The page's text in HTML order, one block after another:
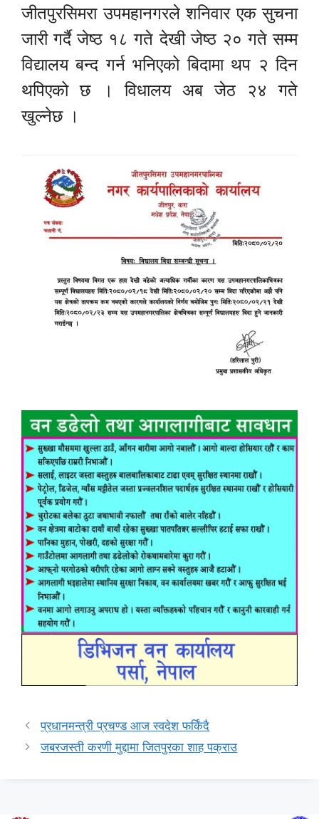
जीतपुरसिमरा उपमहानगरले शनिवार एक सुचना
जारी गर्दै जेष्ठ १८ गते देखी जेष्ठ २० गते सम्म
विद्यालय बन्द गर्न भनिएको बिदामा थप २ दिन
थपिएको छ । विधालय अब जेठ २४ गते
खुल्नेछ ।
प्रधानमन्त्री प्रचण्ड आज स्वदेश फर्किंदै
जबरजस्ती करणी मुद्दामा जितपुरका शाह पक्राउ